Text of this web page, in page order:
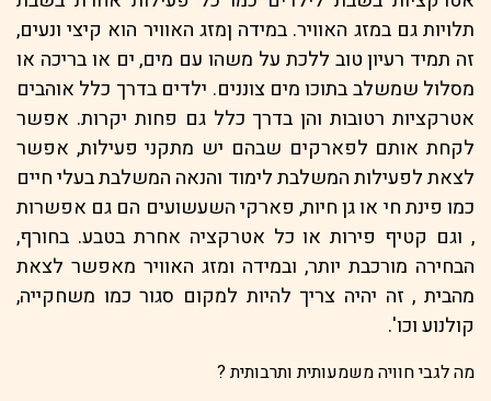
תלויות גם במזג האוויר. במידה ןמזג האוויר הוא קיצי ונעים,
זה תמיד רעיון טוב ללכת על משהו עם מים, ים או בריכה או
מסלול שמשלב בתוכו מים צוננים. ילדים בדרך כלל אוהבים
אטרקציות רטובות והן בדרך כלל גם פחות יקרות. אפשר
לקחת אותם לפארקים שבהם יש מתקני פעילות, אפשר
לצאת לפעילות המשלבת לימוד והנאה המשלבת בעלי חיים
כמו פינת חי או גן חיות, פארקי השעשועים הם גם אפשרות
, וגם קטיף פירות או כל אטרקציה אחרת בטבע. בחורף,
הבחירה מורכבת יותר, ובמידה ומזג האוויר מאפשר לצאת
מהבית , זה יהיה צריך להיות למקום סגור כמו משחקייה,
קולנוע וכו'.
מה לגבי חוויה משמעותית ותרבותית ?